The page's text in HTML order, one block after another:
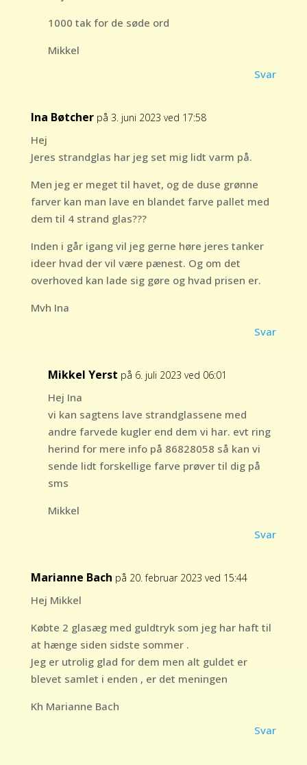
1000 tak for de søde ord
Mikkel
Svar
Ina Bøtcher på 3. juni 2023 ved 17:58
Hej
Jeres strandglas har jeg set mig lidt varm på.
Men jeg er meget til havet, og de duse grønne
farver kan man lave en blandet farve pallet med
dem til 4 strand glas???
Inden i går igang vil jeg gerne høre jeres tanker
ideer hvad der vil være pænest. Og om det
overhoved kan lade sig gøre og hvad prisen er.
Mvh Ina
Svar
Mikkel Yerst på 6. juli 2023 ved 06:01
Hej Ina
vi kan sagtens lave strandglassene med
andre farvede kugler end dem vi har. evt ring
herind for mere info på 86828058 så kan vi
sende lidt forskellige farve prøver til dig på
sms
Mikkel
Svar
Marianne Bach på 20. februar 2023 ved 15:44
Hej Mikkel
Købte 2 glasæg med guldtryk som jeg har haft til
at hænge siden sidste sommer .
Jeg er utrolig glad for dem men alt guldet er
blevet samlet i enden , er det meningen
Kh Marianne Bach
Svar